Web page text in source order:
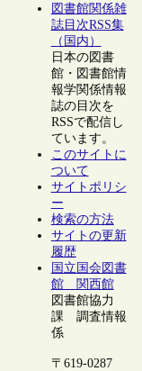
図書館関係雑
誌目次RSS集
（国内）
日本の図書
館・図書館情
報学関係情報
誌の目次を
RSSで配信し
ています。
このサイトに
ついて
サイトポリシ
ー
検索の方法
サイトの更新
履歴
国立国会図書
館 関西館
図書館協力
課 調査情報
係
〒619-0287